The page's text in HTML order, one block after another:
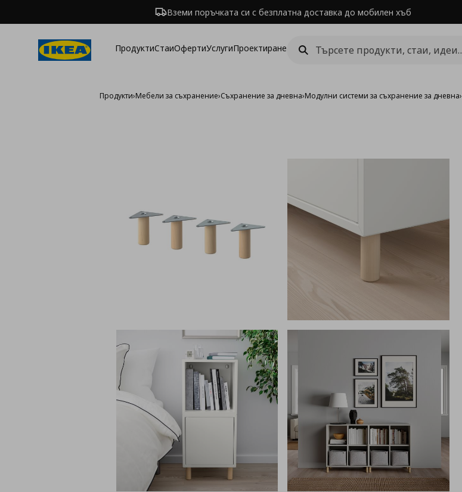
Вземи поръчката си с безплатна доставка до мобилен хъб
ПродуктиСтаиОфертиУслугиПроектиране
Продукти›Мебели за съхранение›Съхранение за дневна›Модулни системи за съхранение за дневна›